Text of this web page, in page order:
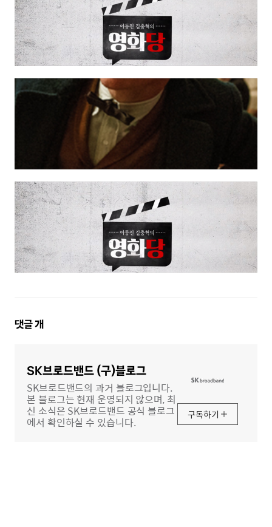
댓
댓글개
SK브로드밴드 (구)블로그
SK브로드밴드의 과거 블로그입니다.
본 블로그는 현재 운영되지 않으며, 최
신 소식은 SK브로드밴드 공식 블로그
에서 확인하실 수 있습니다.
구독하기